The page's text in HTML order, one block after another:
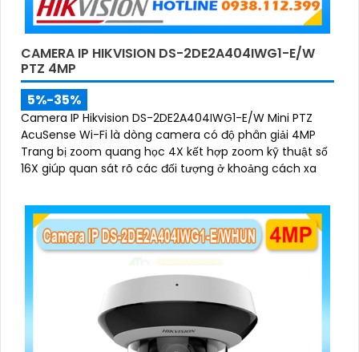
CAMERA IP HIKVISION DS-2DE2A404IWG1-E/W
PTZ 4MP
5%-35%
Camera IP Hikvision DS-2DE2A404IWG1-E/W Mini PTZ
AcuSense Wi-Fi là dòng camera có độ phân giải 4MP
Trang bị zoom quang học 4X kết hợp zoom kỹ thuật số
16X giúp quan sát rõ các đối tượng ở khoảng cách xa